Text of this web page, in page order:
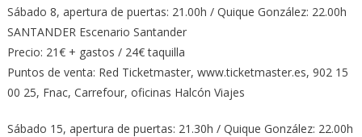
Sábado 8, apertura de puertas: 21.00h / Quique González: 22.00h
SANTANDER Escenario Santander
Precio: 21€ + gastos / 24€ taquilla
Puntos de venta: Red Ticketmaster, www.ticketmaster.es, 902 15
00 25, Fnac, Carrefour, oficinas Halcón Viajes
Sábado 15, apertura de puertas: 21.30h / Quique González: 22.00h